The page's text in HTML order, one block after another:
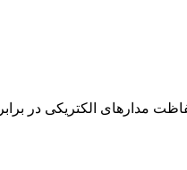
مدارهای الکتریکی در برابر